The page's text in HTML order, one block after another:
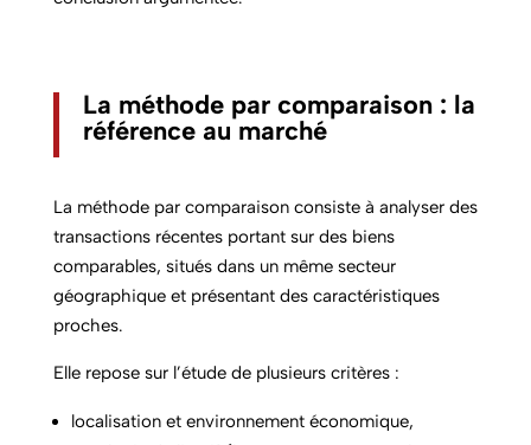
La méthode par comparaison : la
référence au marché
La méthode par comparaison consiste à analyser des
transactions récentes portant sur des biens
comparables, situés dans un même secteur
géographique et présentant des caractéristiques
proches.
Elle repose sur l’étude de plusieurs critères :
localisation et environnement économique,